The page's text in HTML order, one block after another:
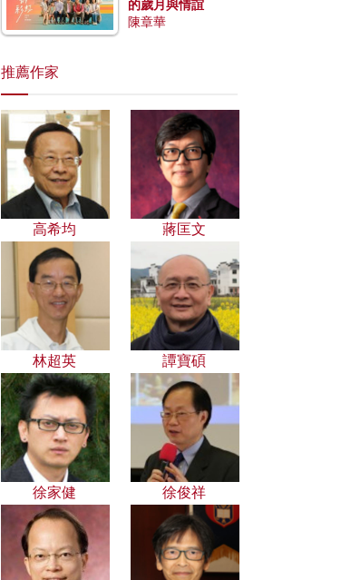
的歲月與情誼
陳章華
推薦作家
高希均 蔣匡文
林超英 譚寶碩
徐家健 徐俊祥